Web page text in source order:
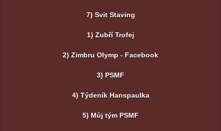
7) Svit Staving
1) Zubří Trofej
2) Zimbru Olymp - Facebook
3) PSMF
4) Týdeník Hanspaulka
5) Můj tým PSMF